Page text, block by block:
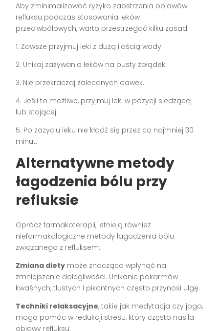
Aby zminimalizować ryzyko zaostrzenia objawów
refluksu podczas stosowania leków
przeciwbólowych, warto przestrzegać kilku zasad:
1. Zawsze przyjmuj leki z dużą ilością wody.
2. Unikaj zażywania leków na pusty żołądek.
3. Nie przekraczaj zalecanych dawek.
4. Jeśli to możliwe, przyjmuj leki w pozycji siedzącej
lub stojącej.
5. Po zażyciu leku nie kładź się przez co najmniej 30
minut.
Alternatywne metody
łagodzenia bólu przy
refluksie
Oprócz farmakoterapii, istnieją również
niefarmakologiczne metody łagodzenia bólu
związanego z refluksem:
Zmiana diety może znacząco wpłynąć na
zmniejszenie dolegliwości. Unikanie pokarmów
kwaśnych, tłustych i pikantnych często przynosi ulgę.
Techniki relaksacyjne, takie jak medytacja czy joga,
mogą pomóc w redukcji stresu, który często nasila
objawy refluksu.